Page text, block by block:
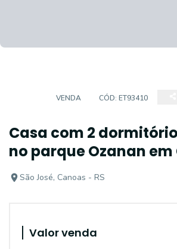
VENDA CÓD: ET93410
Casa com 2
no parque Ozanan
São José, Canoas - RS
Valor venda